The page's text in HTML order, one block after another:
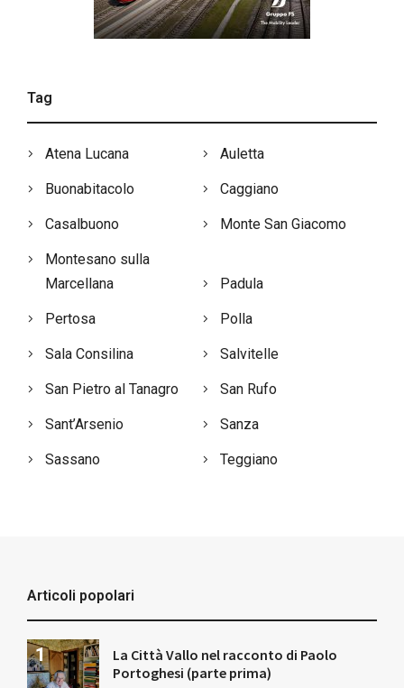
Tag
Atena Lucana Auletta
Buonabitacolo Caggiano
Casalbuono Monte San Giacomo
Montesano sulla
Marcellana
Padula
Pertosa Polla
Sala Consilina Salvitelle
San Pietro al Tanagro San Rufo
Sant’Arsenio Sanza
Sassano Teggiano
Articoli popolari
La Città Vallo nel racconto di Paolo
Portoghesi (parte prima)